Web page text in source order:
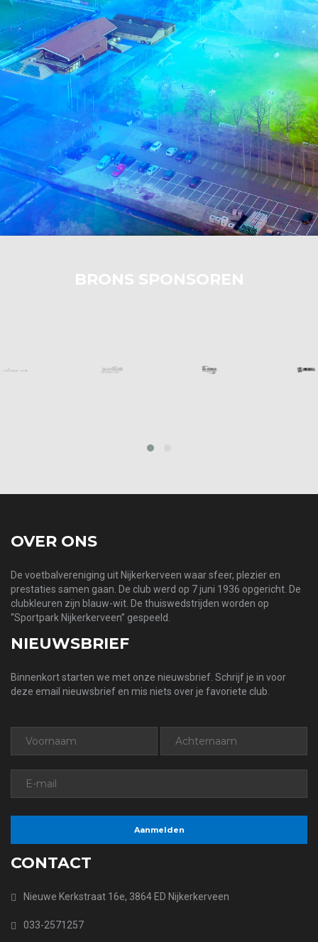
BRONS SPONSOREN
prev
OVER ONS
De voetbalvereniging uit Nijkerkerveen waar sfeer, plezier en
prestaties samen gaan. De club werd op 7 juni 1936 opgericht. De
clubkleuren zijn blauw-wit. De thuiswedstrijden worden op
“Sportpark Nijkerkerveen” gespeeld.
NIEUWSBRIEF
Binnenkort starten we met onze nieuwsbrief. Schrijf je in voor
deze email nieuwsbrief en mis niets over je favoriete club.
CONTACT
Nieuwe Kerkstraat 16e, 3864 ED Nijkerkerveen
033-2571257